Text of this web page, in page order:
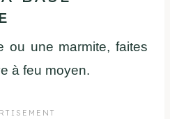
ou une marmite, faites
à feu moyen.